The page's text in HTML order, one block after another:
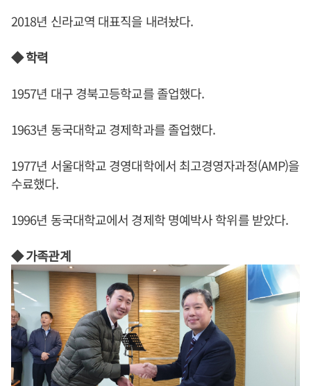
2018년 신라교역 대표직을 내려놨다.
◆ 학력
1957년 대구 경북고등학교를 졸업했다.
1963년 동국대학교 경제학과를 졸업했다.
1977년 서울대학교 경영대학에서 최고경영자과정(AMP)을
수료했다.
1996년 동국대학교에서 경제학 명예박사 학위를 받았다.
◆ 가족관계